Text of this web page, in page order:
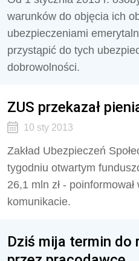
warunków do objęcia ich
ubezpieczeniami
przystąpić do tych
dobrowolności.
ZUS przekazał
10 sty 2013
Zakład Ubezpieczeń
tygodniu otwartym
26,1 mln zł -
komunikacie.
Dziś mija termin do